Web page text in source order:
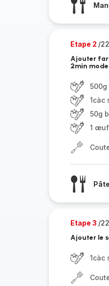
Etape 2 /22
Ajouter
2min mode
500g
1càc
50g
1 œuf
Etape 3 /22
Ajouter le
1càc